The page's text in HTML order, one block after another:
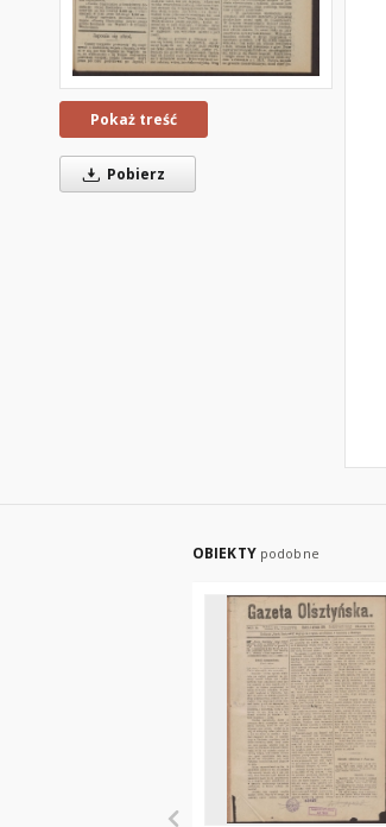
Pokaż treść
Pobierz
OBIEKTY podobne